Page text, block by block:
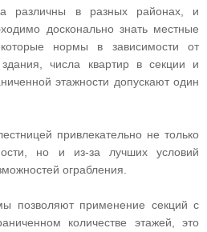
различны в разных районах, и
досконально знать местные
нормы в зависимости от
здания, числа квартир в секции и
этажности допускают один
привлекательно не только
но и из-за лучших условий
ограбления.
позволяют применение секций с
количестве этажей, это